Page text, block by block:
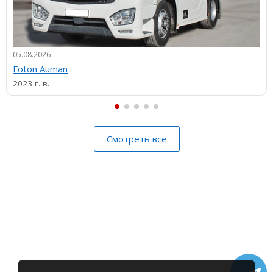
05.08.2026
Foton Auman
2023 г. в.
Смотреть все